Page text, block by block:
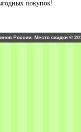
покупок!
России. Место скидки ©